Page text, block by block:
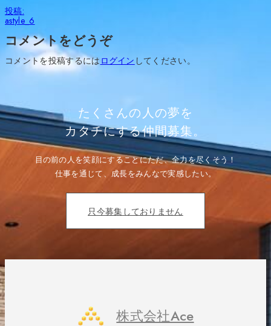
投
稿
ナ
ビ
ゲ
ー
シ
投稿:
astyle_6
コメントをどうぞ
コメントを投稿するには ログイン してください。
たくさんの人の夢を
カタチにする仲間募集。
目の前の人を笑顔にすることにただ、全力を尽くそう！
仕事を通じて、成長をみんなで実感したい。
只今募集しておりません
株式会社Ace